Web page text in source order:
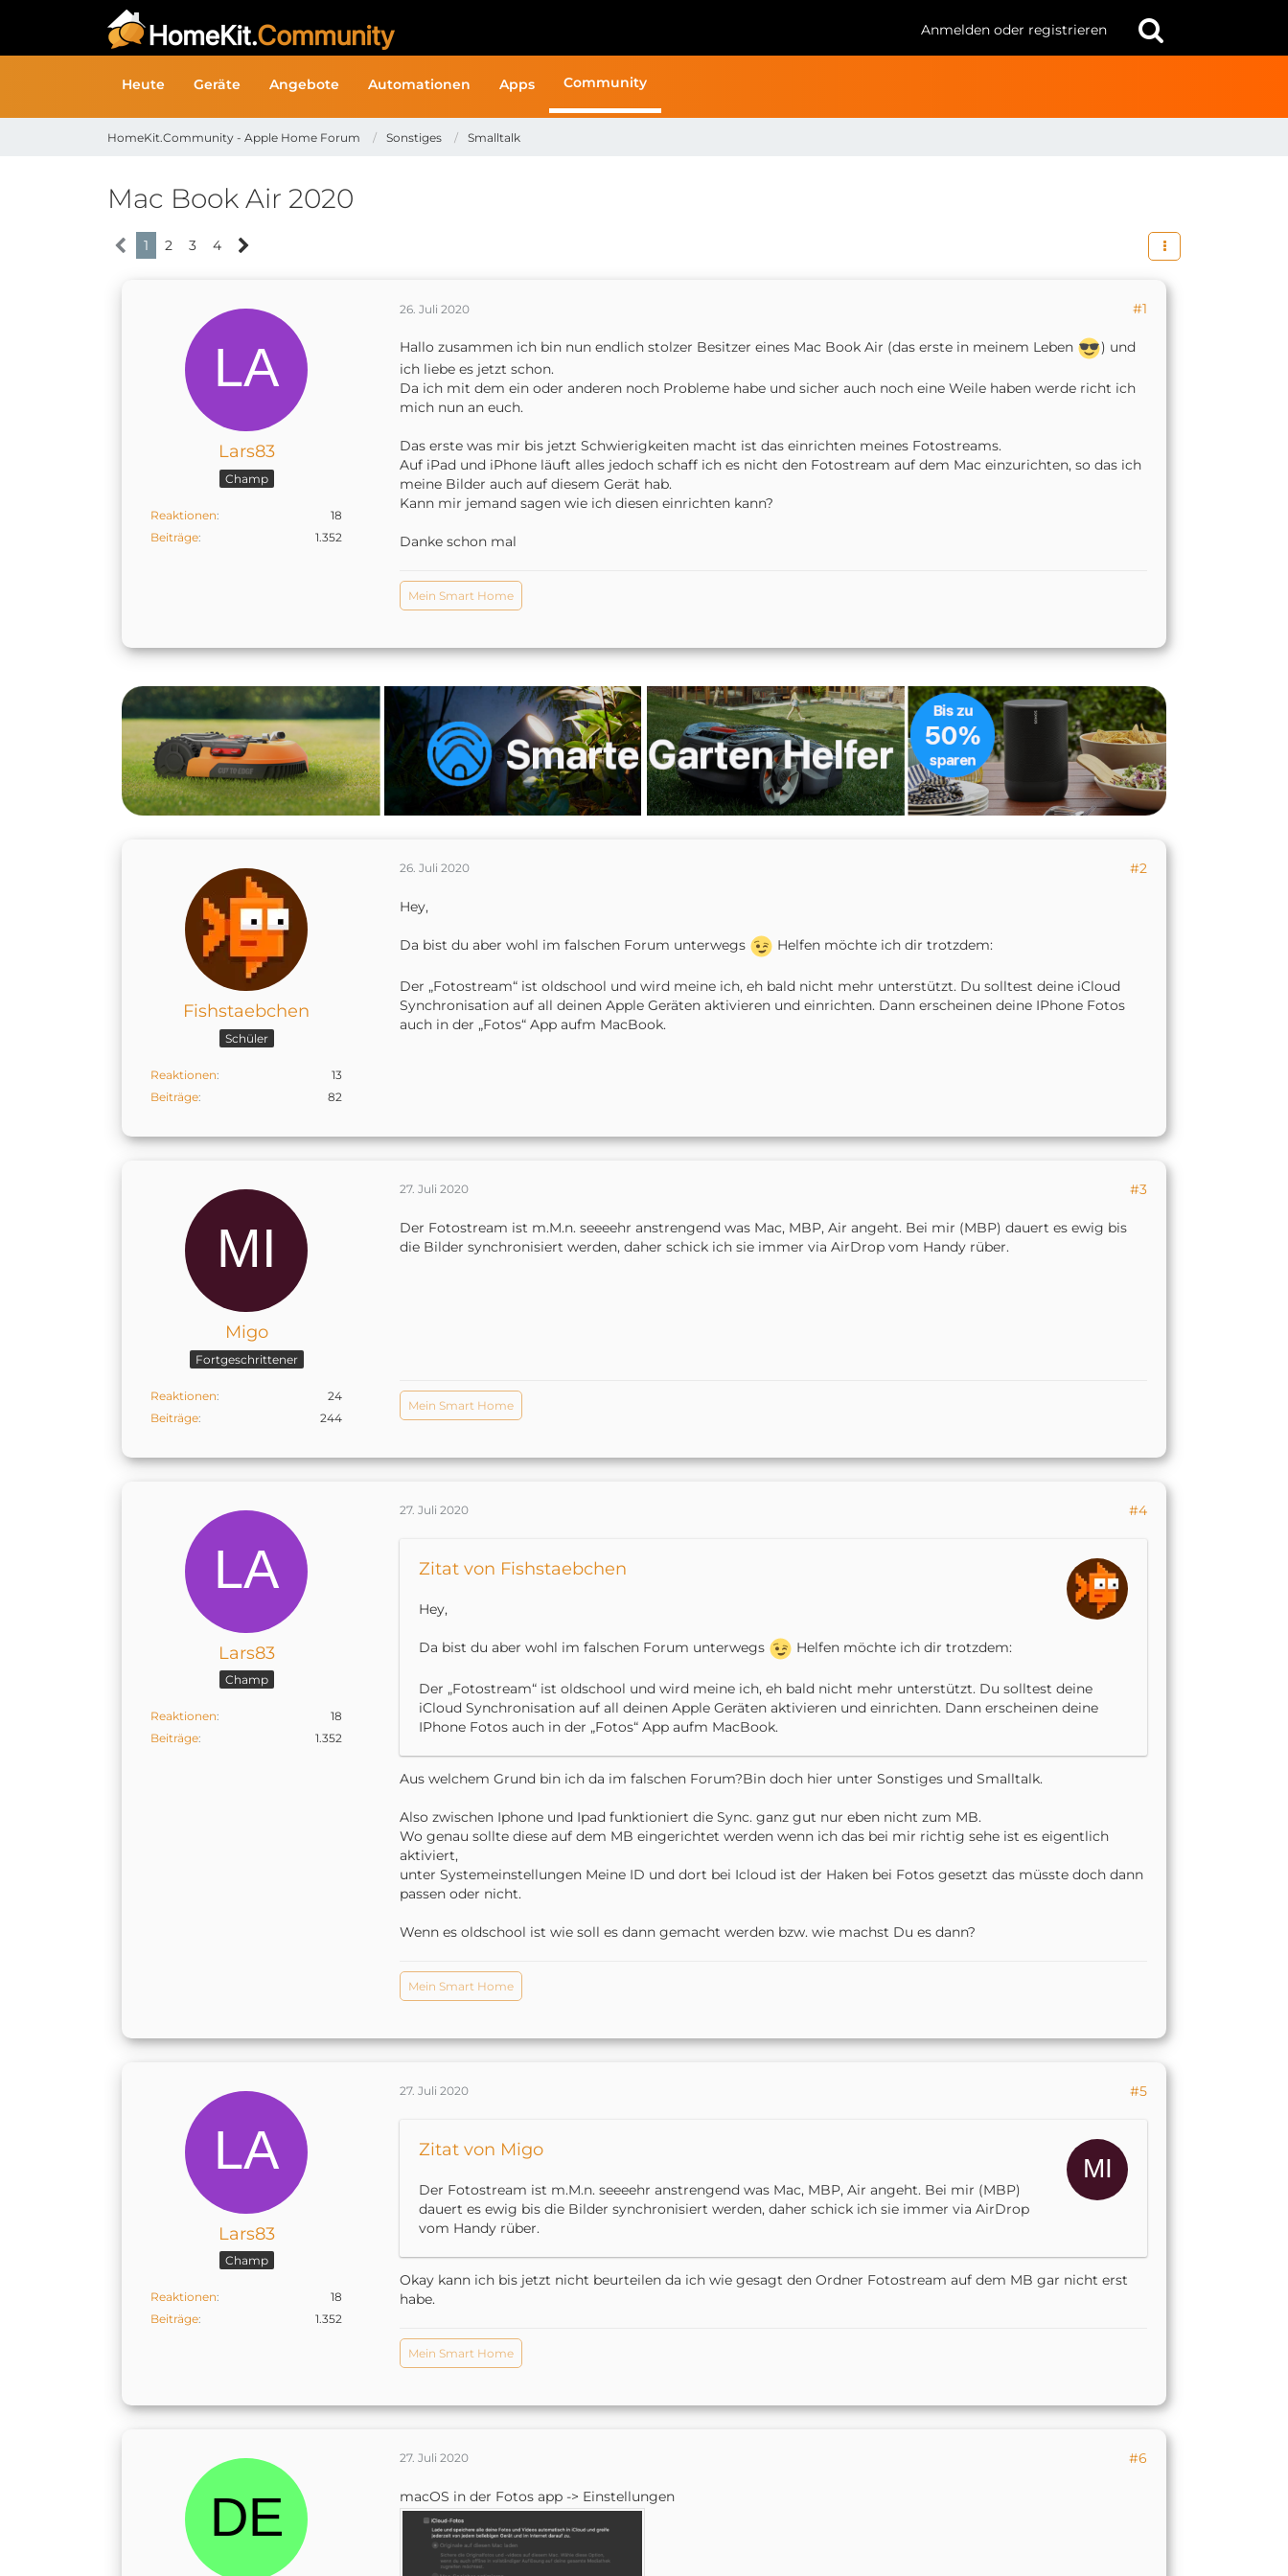
Anmelden oder registrieren
Heute Geräte Angebote Automationen Apps Community
HomeKit.Community - Apple Home Forum Sonstiges Smalltalk
Mac Book Air 2020
1 2 3 4
Lars83
Champ
Reaktionen
18
Beiträge
1.352
26. Juli 2020 #1
Hallo zusammen ich bin nun endlich stolzer Besitzer eines Mac Book Air (das erste in meinem Leben
) und
ich liebe es jetzt schon.
Da ich mit dem ein oder anderen noch Probleme habe und sicher auch noch eine Weile haben werde richt ich
mich nun an euch.
Das erste was mir bis jetzt Schwierigkeiten macht ist das einrichten meines Fotostreams.
Auf iPad und iPhone läuft alles jedoch schaff ich es nicht den Fotostream auf dem Mac einzurichten, so das ich
meine Bilder auch auf diesem Gerät hab.
Kann mir jemand sagen wie ich diesen einrichten kann?
Danke schon mal
Mein Smart Home
Fishstaebchen
Schüler
Reaktionen
13
Beiträge
82
26. Juli 2020 #2
Hey,
Da bist du aber wohl im falschen Forum unterwegs Helfen möchte ich dir trotzdem:
Der „Fotostream“ ist oldschool und wird meine ich, eh bald nicht mehr unterstützt. Du solltest deine iCloud
Synchronisation auf all deinen Apple Geräten aktivieren und einrichten. Dann erscheinen deine IPhone Fotos
auch in der „Fotos“ App aufm MacBook.
Migo
Fortgeschrittener
Reaktionen
24
Beiträge
244
27. Juli 2020 #3
Der Fotostream ist m.M.n. seeeehr anstrengend was Mac, MBP, Air angeht. Bei mir (MBP) dauert es ewig bis
die Bilder synchronisiert werden, daher schick ich sie immer via AirDrop vom Handy rüber.
Mein Smart Home
Lars83
Champ
Reaktionen
18
Beiträge
1.352
27. Juli 2020 #4
Zitat von Fishstaebchen
Hey,
Da bist du aber wohl im falschen Forum unterwegs Helfen möchte ich dir trotzdem:
Der „Fotostream“ ist oldschool und wird meine ich, eh bald nicht mehr unterstützt. Du solltest deine
iCloud Synchronisation auf all deinen Apple Geräten aktivieren und einrichten. Dann erscheinen deine
IPhone Fotos auch in der „Fotos“ App aufm MacBook.
Aus welchem Grund bin ich da im falschen Forum?Bin doch hier unter Sonstiges und Smalltalk.
Also zwischen Iphone und Ipad funktioniert die Sync. ganz gut nur eben nicht zum MB.
Wo genau sollte diese auf dem MB eingerichtet werden wenn ich das bei mir richtig sehe ist es eigentlich
aktiviert,
unter Systemeinstellungen Meine ID und dort bei Icloud ist der Haken bei Fotos gesetzt das müsste doch dann
passen oder nicht.
Wenn es oldschool ist wie soll es dann gemacht werden bzw. wie machst Du es dann?
Mein Smart Home
Lars83
Champ
Reaktionen
18
Beiträge
1.352
27. Juli 2020 #5
Zitat von Migo
Der Fotostream ist m.M.n. seeeehr anstrengend was Mac, MBP, Air angeht. Bei mir (MBP)
dauert es ewig bis die Bilder synchronisiert werden, daher schick ich sie immer via AirDrop
vom Handy rüber.
Okay kann ich bis jetzt nicht beurteilen da ich wie gesagt den Ordner Fotostream auf dem MB gar nicht erst
habe.
Mein Smart Home
27. Juli 2020 #6
macOS in der Fotos app -> Einstellungen